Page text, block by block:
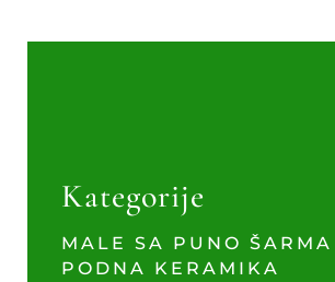
Kategorije
MALE SA PUNO ŠARMA
PODNA KERAMIKA